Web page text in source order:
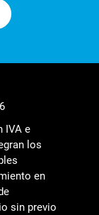
IVA e
los
en
sin previo